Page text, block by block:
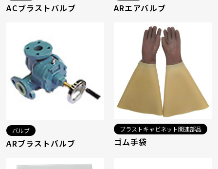
ACブラストバルブ ARエアバルブ
バルブ
ARブラストバルブ
ブラストキャビネット関連部品
ゴム手袋